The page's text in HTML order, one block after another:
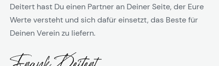
Deitert hast Du einen Partner an Deiner Seite, der Eure
Werte versteht und sich dafür einsetzt, das Beste für
Deinen Verein zu liefern.